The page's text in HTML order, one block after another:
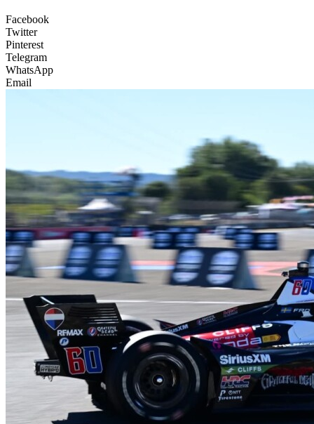
Facebook
Twitter
Pinterest
Telegram
WhatsApp
Email